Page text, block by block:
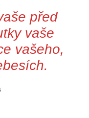
před
vaše
vašeho,